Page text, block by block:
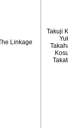
Linkage
Takuji